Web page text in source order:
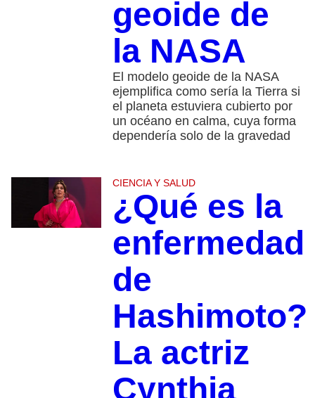
geoide de
la NASA
El modelo geoide de la NASA
ejemplifica como sería la Tierra si
el planeta estuviera cubierto por
un océano en calma, cuya forma
dependería solo de la gravedad
CIENCIA Y SALUD
¿Qué es la
enfermedad
de
Hashimoto?
La actriz
Cynthia